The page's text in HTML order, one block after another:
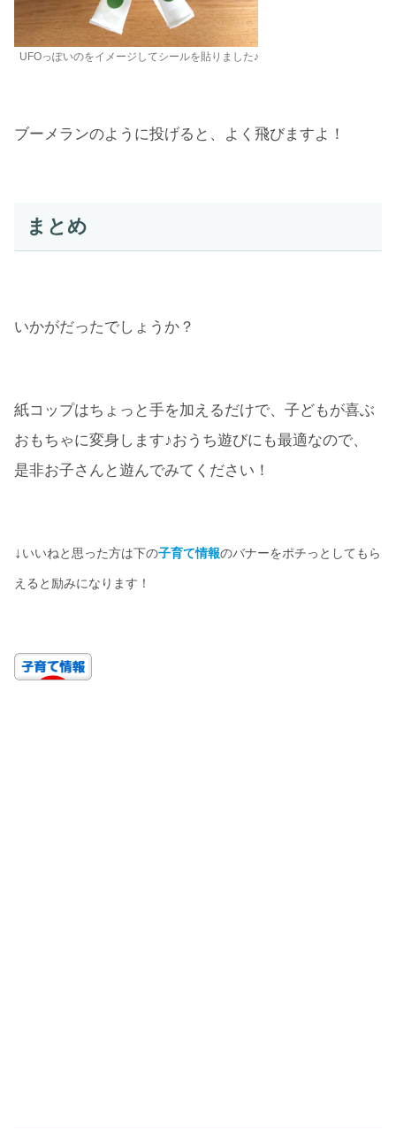
UFOっぽいのをイメージしてシールを貼りました♪
ブーメランのように投げると、よく飛びますよ！
まとめ
いかがだったでしょうか？
紙コップはちょっと手を加えるだけで、子どもが喜ぶ
おもちゃに変身します♪おうち遊びにも最適なので、
是非お子さんと遊んでみてください！
↓いいねと思った方は下の子育て情報のバナーをポチっとしてもら
えると励みになります！